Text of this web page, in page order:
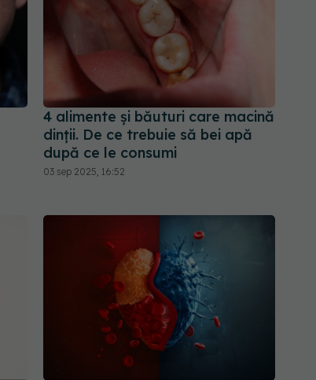
4 alimente și băuturi care macină
dinții. De ce trebuie să bei apă
după ce le consumi
03 sep 2025, 16:52